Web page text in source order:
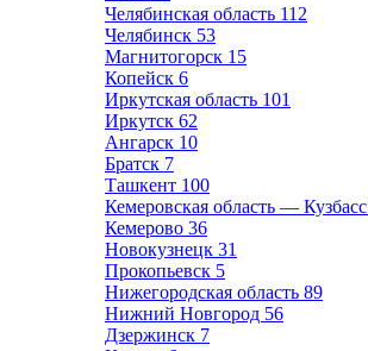
Челябинская область 112
Челябинск 53
Магнитогорск 15
Копейск 6
Иркутская область 101
Иркутск 62
Ангарск 10
Братск 7
Ташкент 100
Кемеровская область — Кузбасс
Кемерово 36
Новокузнецк 31
Прокопьевск 5
Нижегородская область 89
Нижний Новгород 56
Дзержинск 7